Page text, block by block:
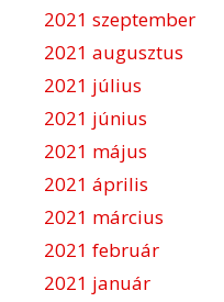
2021 szeptember
2021 augusztus
2021 július
2021 június
2021 május
2021 április
2021 március
2021 február
2021 január